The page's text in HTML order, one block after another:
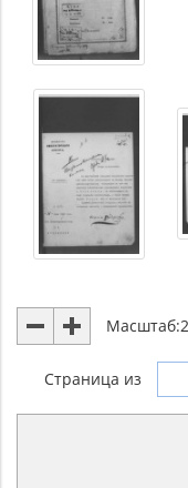
Масштаб:2
Страница из